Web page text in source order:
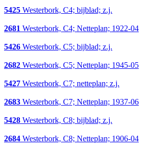
5425 Westerbork, C4; bijblad; z.j.
2681 Westerbork, C4; Netteplan; 1922-04
5426 Westerbork, C5; bijblad; z.j.
2682 Westerbork, C5; Netteplan; 1945-05
5427 Westerbork, C7; netteplan; z.j.
2683 Westerbork, C7; Netteplan; 1937-06
5428 Westerbork, C8; bijblad; z.j.
2684 Westerbork, C8; Netteplan; 1906-04